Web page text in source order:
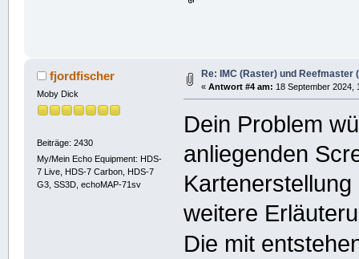
fjordfischer
Moby Dick
Beiträge: 2430
My/Mein Echo Equipment: HDS-
7 Live, HDS-7 Carbon, HDS-7
G3, SS3D, echoMAP-71sv
Re: IMC (Raster) und Reefmaster
« Antwort #4 am: 18 September 2024,
Dein Problem
anliegenden
weitere
Die mit